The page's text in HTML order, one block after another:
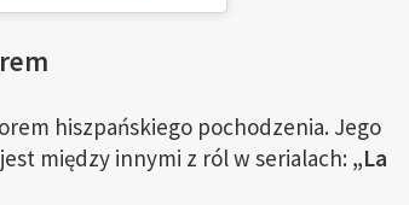
hiszpańskiego pochodzenia. Jego
między innymi z ról w serialach: „La